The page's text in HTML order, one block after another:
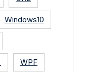
Windows10
WPF